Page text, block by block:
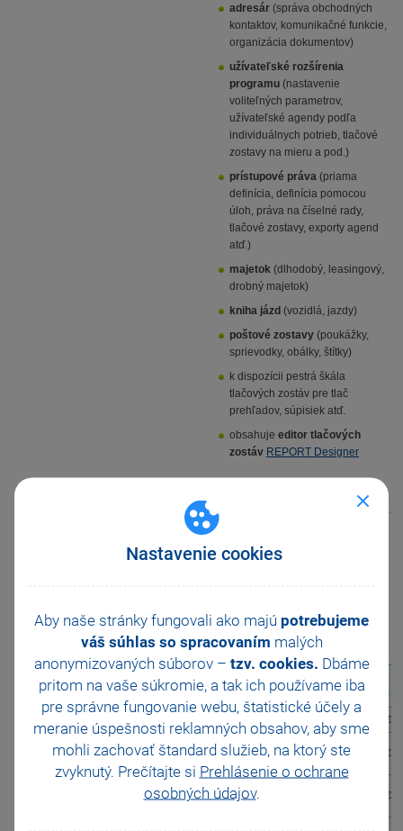
Nastavenie cookies
Aby naše stránky fungovali ako majú potrebujeme
váš súhlas so spracovaním malých
anonymizovaných súborov – tzv. cookies. Dbáme
pritom na vaše súkromie, a tak ich používame iba
pre správne fungovanie webu, štatistické účely a
meranie úspešnosti reklamných obsahov, aby sme
mohli zachovať štandard služieb, na ktorý ste
zvyknutý. Prečítajte si Prehlásenie o ochrane
osobných údajov.
adresár (správa obchodných
kontaktov, komunikačné funkcie,
organizácia dokumentov)
užívateľské rozšírenia
programu (nastavenie
voliteľných parametrov,
užívateľské agendy podľa
individuálnych potrieb, tlačové
zostavy na mieru a pod.)
prístupové práva (priama
definícia, definícia pomocou
úloh, práva na číselné rady,
tlačové zostavy, exporty agend
atď.)
majetok (dlhodobý, leasingový,
drobný majetok)
kniha jázd (vozidlá, jazdy)
poštové zostavy (poukážky,
sprievodky, obálky, štítky)
k dispozícii pestrá škála
tlačových zostáv pre tlač
prehľadov, súpisiek atď.
obsahuje editor tlačových
zostáv REPORT Designer
sklady
systému POHODA
Cenník
Typ licencie
POHODA
E1 Profi
810 €
sieťová licencia pre 2-
NET3 1 215 €
sieťová licencia pre 4-
5 počítačov
1 620 €